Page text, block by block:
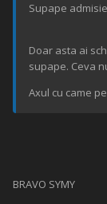
Supape
Doar asta ai
supape. Ceva
Axul cu came
BRAVO SYMY